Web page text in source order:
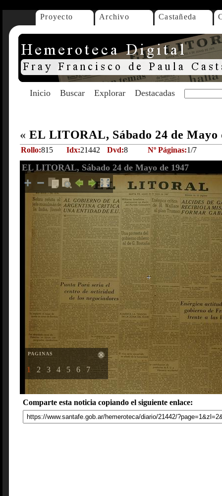
Proyecto Archivo Castañeda
Inicio Buscar Explorar Destacadas
« EL LITORAL, Sábado 24 de Mayo
Rollo:815 Idx:21442 Dvd:8 Nº Páginas:1/7
EL LITORAL, Sábado 24 de Mayo de 1947
PAGINAS
1 2 3 4 5 6 7
Comparte esta noticia copiando el siguiente enlace: